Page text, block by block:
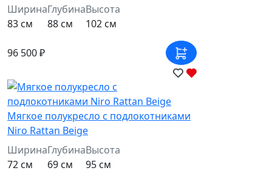
Ширина
83 см
Глубина
88 см
Высота
102 см
96 500 ₽
Мягкое полукресло с подлокотниками
Niro Rattan Beige
Ширина
72 см
Глубина
69 см
Высота
95 см